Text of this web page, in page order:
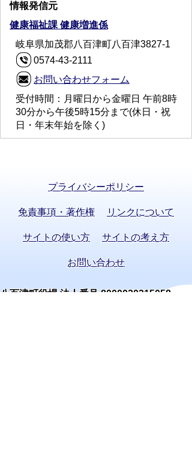
情報発信元
健康福祉課 健康増進係
岐阜県加茂郡八百津町八百津3827-1
0574-43-2111
お問い合わせフォーム
受付時間：月曜日から金曜日 午前8時
30分から午後5時15分まで(休日・祝
日・年末年始を除く)
プライバシーポリシー
免責事項・著作権 リンクについて
サイトの使い方 サイトの考え方
お問い合わせ
八百津町役場 法人番号 8000020215058